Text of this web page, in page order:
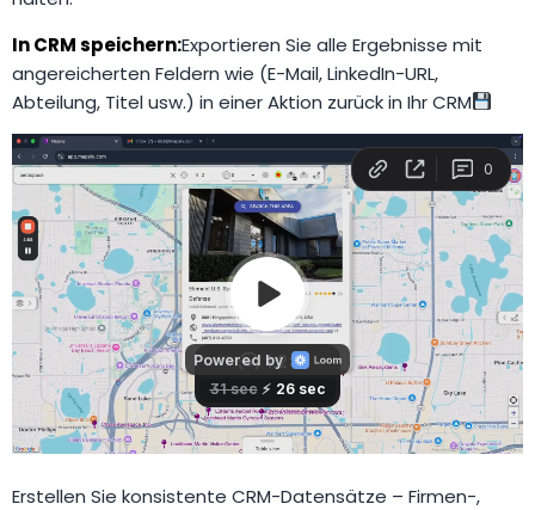
In CRM speichern:Exportieren Sie alle Ergebnisse mit
angereicherten Feldern wie (E-Mail, LinkedIn-URL,
Abteilung, Titel usw.) in einer Aktion zurück in Ihr CRM
Erstellen Sie konsistente CRM-Datensätze – Firmen-,